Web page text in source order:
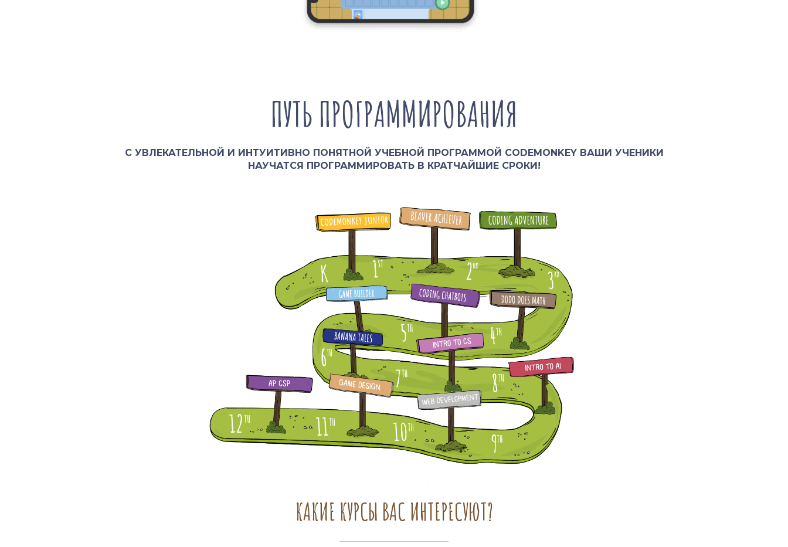
ПУТЬ ПРОГРАММИРОВАНИЯ
С УВЛЕКАТЕЛЬНОЙ И ИНТУИТИВНО ПОНЯТНОЙ УЧЕБНОЙ ПРОГРАММОЙ CODEMONKEY ВАШИ УЧЕНИКИ
НАУЧАТСЯ ПРОГРАММИРОВАТЬ В КРАТЧАЙШИЕ СРОКИ!
КАКИЕ КУРСЫ ВАС ИНТЕРЕСУЮТ?